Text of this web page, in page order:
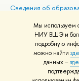
Мы используем
НИУ ВШЭ и
подробную
можно найти
данных –
Сведения об
Людям с
Единая платежная
Работа в Вышке